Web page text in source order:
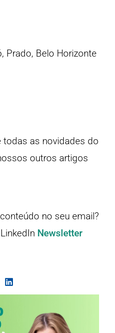
Prado, Belo Horizonte
todas as novidades do
outros artigos
no seu email?
Newsletter